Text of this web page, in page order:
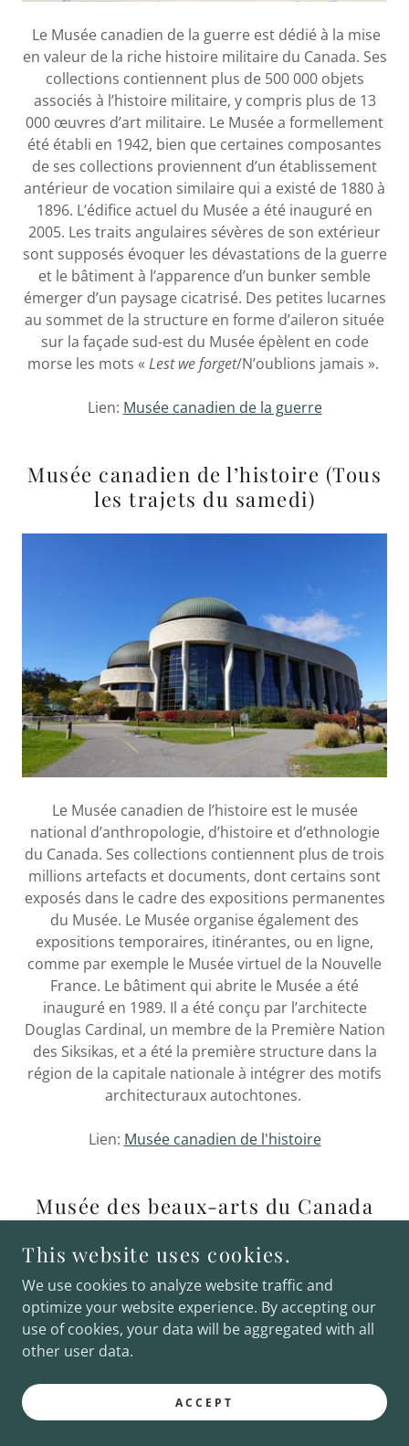
Le Musée canadien de la guerre est dédié à la mise
en valeur de la riche histoire militaire du Canada. Ses
collections contiennent plus de 500 000 objets
associés à l’histoire militaire, y compris plus de 13
000 œuvres d’art militaire. Le Musée a formellement
été établi en 1942, bien que certaines composantes
de ses collections proviennent d’un établissement
antérieur de vocation similaire qui a existé de 1880 à
1896. L’édifice actuel du Musée a été inauguré en
2005. Les traits angulaires sévères de son extérieur
sont supposés évoquer les dévastations de la guerre
et le bâtiment à l’apparence d’un bunker semble
émerger d’un paysage cicatrisé. Des petites lucarnes
au sommet de la structure en forme d’aileron située
sur la façade sud-est du Musée épèlent en code
morse les mots « Lest we forget/N’oublions jamais ».
Lien: Musée canadien de la guerre
Musée canadien de l’histoire (Tous
les trajets du samedi)
Le Musée canadien de l’histoire est le musée
national d’anthropologie, d’histoire et d’ethnologie
du Canada. Ses collections contiennent plus de trois
millions artefacts et documents, dont certains sont
exposés dans le cadre des expositions permanentes
du Musée. Le Musée organise également des
expositions temporaires, itinérantes, ou en ligne,
comme par exemple le Musée virtuel de la Nouvelle
France. Le bâtiment qui abrite le Musée a été
inauguré en 1989. Il a été conçu par l’architecte
Douglas Cardinal, un membre de la Première Nation
des Siksikas, et a été la première structure dans la
région de la capitale nationale à intégrer des motifs
architecturaux autochtones.
Lien: Musée canadien de l'histoire
Musée des beaux-arts du Canada
This website uses cookies.
We use cookies to analyze website traffic and
optimize your website experience. By accepting our
use of cookies, your data will be aggregated with all
other user data.
ACCEPT